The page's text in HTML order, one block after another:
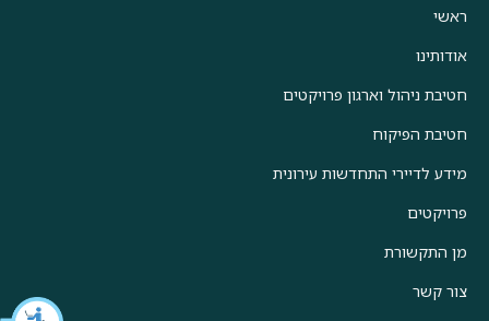
ראשי
אודותינו
חטיבת ניהול וארגון פרויקטים
חטיבת הפיקוח
מידע לדיירי התחדשות עירונית
פרויקטים
מן התקשורת
צור קשר